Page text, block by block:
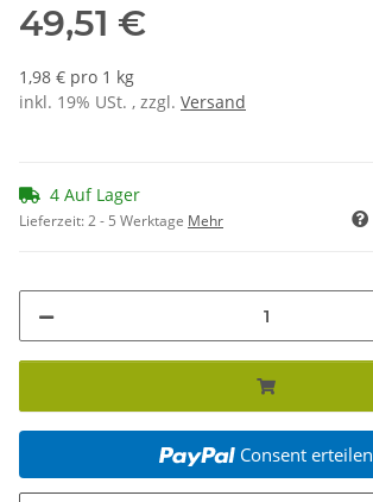
49,51 €
1,98 € pro 1 kg
inkl. 19% USt. , zzgl. Versand
4 Auf Lager
Lieferzeit:2 - 5 Werktage Mehr
Consent erteilen